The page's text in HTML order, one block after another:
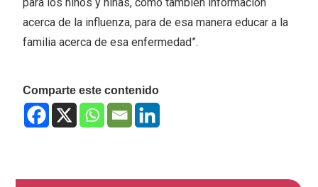
acerca de la influenza, para de esa manera educar a la
familia acerca de esa enfermedad”.
Comparte este contenido